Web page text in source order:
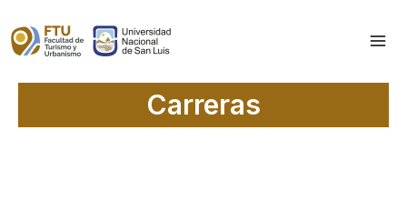
to
content
Carreras